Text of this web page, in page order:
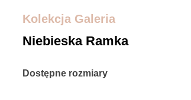
Kolekcja Galeria
Niebieska Ramka
Dostępne rozmiary